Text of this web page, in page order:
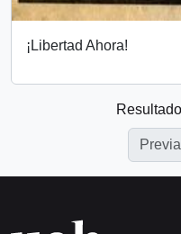
¡Libertad Ahora!
Previa